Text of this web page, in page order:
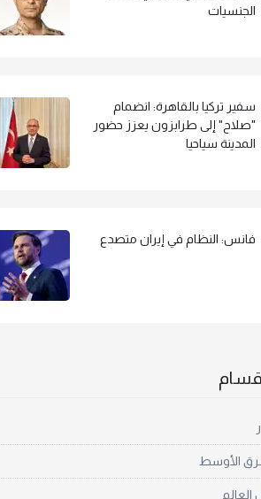
الجنسيات
سفير تركيا بالقاهرة: انضمام
"صلاح" إلى طرابزون يعزز حضور
المدينة سياحيا
فانس: النظام في إيران متصدع
الأوسط
العالم